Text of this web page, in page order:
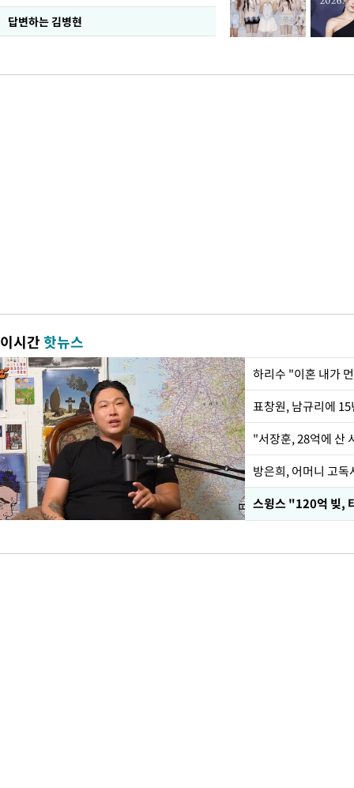
답변하는 김병현
이시간핫뉴스
하리수 "이혼 내가
"서장훈, 28억에 산
방은희, 어머니 고
스윙스 "120억 빚,